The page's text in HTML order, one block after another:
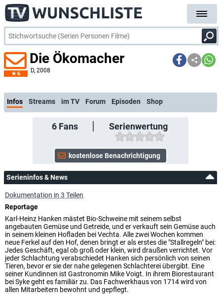
6
Die Ökomacher
D, 2008
kostenl
Infos Streams im TV Forum Episoden Shop
6Fans Serienwertung
Serieninfos & News
Dokumentation in 3 Teilen
Reportage
Karl-Heinz Hanken mästet Bio-Schweine mit seinem selbst
angebauten Gemüse und Getreide, und er verkauft sein Gemüse auch
in seinem kleinen Hofladen bei Vechta. Alle zwei Wochen kommen
neue Ferkel auf den Hof, denen bringt er als erstes die "Stallregeln" bei:
Jedes Geschäft, egal ob groß oder klein, wird draußen verrichtet. Vor
jeder Schlachtung verabschiedet Hanken sich persönlich von seinen
Tieren, bevor er sie der nahe gelegenen Schlachterei übergibt. Eine
seiner Kundinnen ist Gastronomin Mike Voigt. In ihrem Biorestaurant
bei Syke geht es familiär zu. Das Fachwerkhaus von 1714 wird von
allen Mitarbeitern bewohnt und gepflegt.